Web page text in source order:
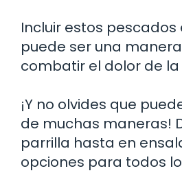
Incluir estos pescados
puede ser una
combatir el dolor de
¡Y no olvides que
de muchas maneras!
parrilla hasta en
opciones para todos